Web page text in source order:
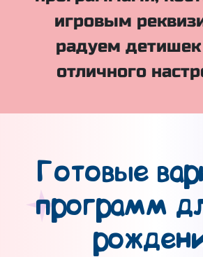
игровым
радуем
отличного
Готовые
программ